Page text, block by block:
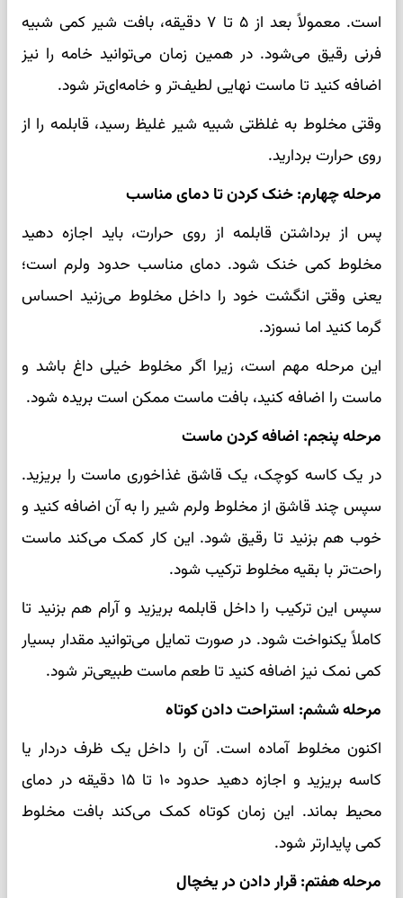
است. معمولاً بعد از ۵ تا ۷ دقیقه، بافت شیر کمی شبیه
فرنی رقیق می‌شود. در همین زمان می‌توانید خامه را نیز
اضافه کنید تا ماست نهایی لطیف‌تر و خامه‌ای‌تر شود.
وقتی مخلوط به غلظتی شبیه شیر غلیظ رسید، قابلمه را از
روی حرارت بردارید.
مرحله چهارم: خنک کردن تا دمای مناسب
پس از برداشتن قابلمه از روی حرارت، باید اجازه دهید
مخلوط کمی خنک شود. دمای مناسب حدود ولرم است؛
یعنی وقتی انگشت خود را داخل مخلوط می‌زنید احساس
گرما کنید اما نسوزد.
این مرحله مهم است، زیرا اگر مخلوط خیلی داغ باشد و
ماست را اضافه کنید، بافت ماست ممکن است بریده شود.
مرحله پنجم: اضافه کردن ماست
در یک کاسه کوچک، یک قاشق غذاخوری ماست را بریزید.
سپس چند قاشق از مخلوط ولرم شیر را به آن اضافه کنید و
خوب هم بزنید تا رقیق شود. این کار کمک می‌کند ماست
راحت‌تر با بقیه مخلوط ترکیب شود.
سپس این ترکیب را داخل قابلمه بریزید و آرام هم بزنید تا
کاملاً یکنواخت شود. در صورت تمایل می‌توانید مقدار بسیار
کمی نمک نیز اضافه کنید تا طعم ماست طبیعی‌تر شود.
مرحله ششم: استراحت دادن کوتاه
اکنون مخلوط آماده است. آن را داخل یک ظرف دردار یا
کاسه بریزید و اجازه دهید حدود ۱۰ تا ۱۵ دقیقه در دمای
محیط بماند. این زمان کوتاه کمک می‌کند بافت مخلوط
کمی پایدارتر شود.
مرحله هفتم: قرار دادن در یخچال